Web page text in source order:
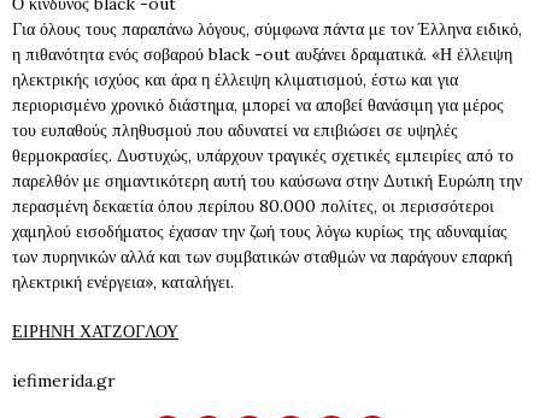
Για όλους τους παραπάνω λόγους, σύμφωνα πάντα με τον Έλληνα ειδικό,
η πιθανότητα ενός σοβαρού black -out αυξάνει δραματικά. «Η έλλειψη
ηλεκτρικής ισχύος και άρα η έλλειψη κλιματισμού, έστω και για
περιορισμένο χρονικό διάστημα, μπορεί να αποβεί θανάσιμη για μέρος
του ευπαθούς πληθυσμού που αδυνατεί να επιβιώσει σε υψηλές
θερμοκρασίες. Δυστυχώς, υπάρχουν τραγικές σχετικές εμπειρίες από το
παρελθόν με σημαντικότερη αυτή του καύσωνα στην Δυτική Ευρώπη την
περασμένη δεκαετία όπου περίπου 80.000 πολίτες, οι περισσότεροι
χαμηλού εισοδήματος έχασαν την ζωή τους λόγω κυρίως της αδυναμίας
των πυρηνικών αλλά και των συμβατικών σταθμών να παράγουν επαρκή
ηλεκτρική ενέργεια», καταλήγει.
ΕΙΡΗΝΗ ΧΑΤΖΟΓΛΟΥ
iefimerida.gr